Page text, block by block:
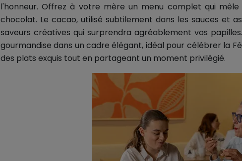
l'honneur. Offrez à votre mère un menu complet qui
chocolat. Le cacao, utilisé subtilement dans les sauces et
saveurs créatives qui surprendra agréablement vos
gourmandise dans un cadre élégant, idéal pour célébrer la
des plats exquis tout en partageant un moment privilégié.​